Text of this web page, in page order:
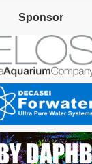
Sponsor